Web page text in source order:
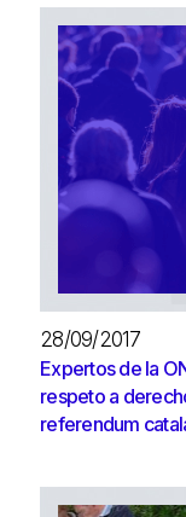
28/09/2017
Expertos de la
respeto a
referendum